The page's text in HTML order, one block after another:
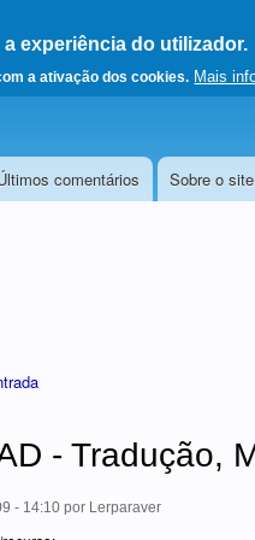
experiência do utilizador.
a ativação dos cookies. Mais
página principal
comentários Sobre o site
- Tradução,
- 14:10por Lerparaver